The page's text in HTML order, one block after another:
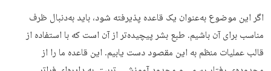
اگر این موضوع به‌عنوان یک قاعده پذیرفته شود، باید به‌دنبال ظرف
مناسب برای آن باشیم. طبع بشر پیچیده‌تر از آن است که با استفاده از
قالب عملیات منظم به این مقصود دست یابیم. این قاعده ما را از